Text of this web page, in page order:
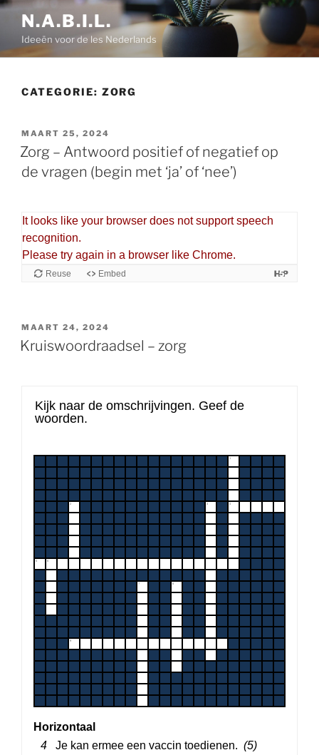
Ga
inhoud
N.A.B.I.L.
Ideeën voor de les Nederlands
CATEGORIE: ZORG
GEPLAATST
OP
MAART 25, 2024
Zorg – Antwoord positief of negatief op
de vragen (begin met ‘ja’ of ‘nee’)
GEPLAATST
OP
MAART 24, 2024
Kruiswoordraadsel – zorg